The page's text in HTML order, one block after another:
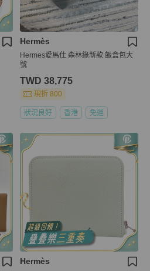
Hermès
Hermes愛馬仕 森林綠新款 飯盒包大
號
TWD 38,775
現折 800
狀況良好 香港 免運
Hermès